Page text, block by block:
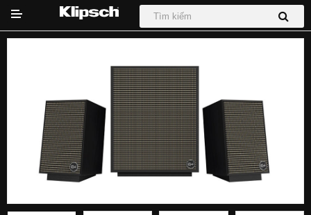
DỰ ÁN
Hệ thống Phối Ghép
Loa Sub